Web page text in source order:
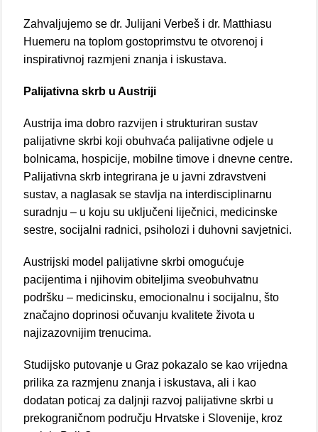
Zahvaljujemo se dr. Julijani Verbeš i dr. Matthiasu
Huemeru na toplom gostoprimstvu te otvorenoj i
inspirativnoj razmjeni znanja i iskustava.
Palijativna skrb u Austriji
Austrija ima dobro razvijen i strukturiran sustav
palijativne skrbi koji obuhvaća palijativne odjele u
bolnicama, hospicije, mobilne timove i dnevne centre.
Palijativna skrb integrirana je u javni zdravstveni
sustav, a naglasak se stavlja na interdisciplinarnu
suradnju – u koju su uključeni liječnici, medicinske
sestre, socijalni radnici, psiholozi i duhovni savjetnici.
Austrijski model palijativne skrbi omogućuje
pacijentima i njihovim obiteljima sveobuhvatnu
podršku – medicinsku, emocionalnu i socijalnu, što
značajno doprinosi očuvanju kvalitete života u
najizazovnijim trenucima.
Studijsko putovanje u Graz pokazalo se kao vrijedna
prilika za razmjenu znanja i iskustava, ali i kao
dodatan poticaj za daljnji razvoj palijativne skrbi u
prekograničnom području Hrvatske i Slovenije, kroz